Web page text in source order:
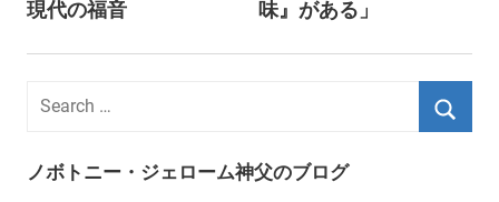
現代の福音 味』がある」
ノボトニー・ジェローム神父のブログ